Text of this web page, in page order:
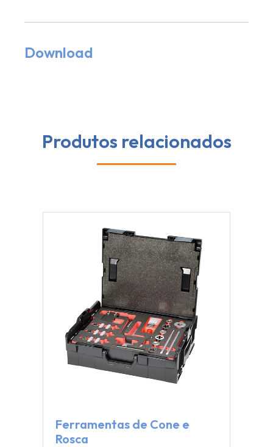
Download
Produtos relacionados
Ferramentas de Cone e
Rosca